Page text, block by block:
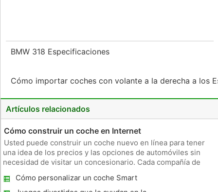
BMW 318 Especificaciones
Cómo importar coches con volante a la derecha a los
Artículos relacionados
Cómo construir un coche en Internet
Usted puede construir un coche nuevo en línea para tener
una idea de los precios y las opciones de automóviles sin
necesidad de visitar un concesionario. Cada compañía de
su coche, decidir sobre los mejores niveles de acabado y
Cómo personalizar un coche Smart